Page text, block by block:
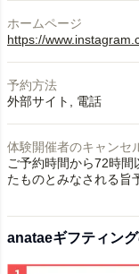
ホームページ
https://
予約方法
外部サイト
電話
体験開催者のキャンセ
ご予約時間から72時
たものとみなされる旨
anataeギフティン